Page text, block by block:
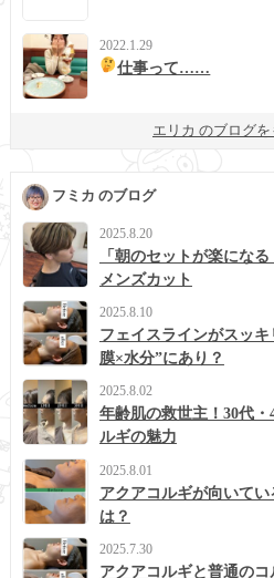
2022.1.29
仕事って……
エリカ のブログ
フミカ のブログ
2025.8.20
「朝のセットが楽にな
メンズカット
2025.8.10
フェイスラインがスッ
膜×水分”にあり？
2025.8.02
年齢肌の救世主！30代
ルギの魅力
2025.8.01
アクアコルギが向いて
は？
2025.7.30
アクアコルギと普通の